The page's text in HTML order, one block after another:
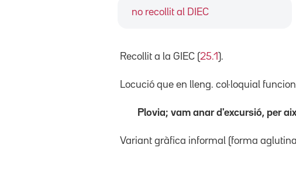
no recollit al DIEC
Recollit a la GIEC (25.1).
Locució que en lleng. col·loquial
Plovia; vam anar d'excursió, per
Variant gràfica informal (forma